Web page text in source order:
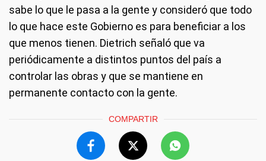
sabe lo que le pasa a la gente y consideró que todo
lo que hace este Gobierno es para beneficiar a los
que menos tienen. Dietrich señaló que va
periódicamente a distintos puntos del país a
controlar las obras y que se mantiene en
permanente contacto con la gente.
COMPARTIR